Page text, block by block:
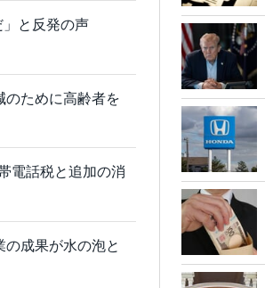
」と反発の声
のために高齢者を
電話税と追加の消
成果が水の泡と